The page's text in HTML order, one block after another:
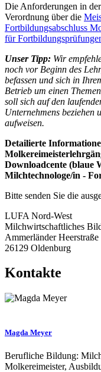
Die Anforderungen in
Verordnung über die
Fortbildungsabschluss
für
Unser Tipp: Wir
noch vor Beginn des
befassen und sich in
Betrieb um einen
soll sich auf den
Unternehmens beziehen
aufweisen.
Detailierte
Downloadcente (blaue
Milchtechnologe/in -
Bitte senden Sie die
LUFA Nord-West
Milchwirtschaftliches
Ammerländer Heerstraße
26129 Oldenburg
Kontakte
Magda Meyer
Berufliche Bildung:
Molkereimeister,